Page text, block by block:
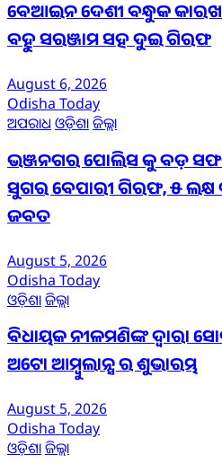
ବେଆଇନ ଦେଶୀ ବନ୍ଧୁକ
ବହୁ ସରଞ୍ଜାମ ସହ ଦୁଇ ଗିରଫ
August 6, 2026
Odisha Today
ଅପରାଧ ଓଡ଼ିଶାଜିଲ୍ଲା
ଭଞ୍ଜନଗର ପୋଲିସ କୁ ବଡ଼
ସୁଗର ବେପାରୀ ଗିରଫ, ୫ ଲକ୍ଷ
ଜବତ
August 5, 2026
Odisha Today
ଓଡ଼ିଶାଜିଲ୍ଲା
ବିଧାୟକ ନୀଳମଣିଙ୍କ ଦ୍ବାରା
ଅଟୋ ଆମ୍ବୁଲାନ୍ସ ର ଶୁଭାରମ୍ଭ
August 5, 2026
Odisha Today
ଓଡ଼ିଶାଜିଲ୍ଲା